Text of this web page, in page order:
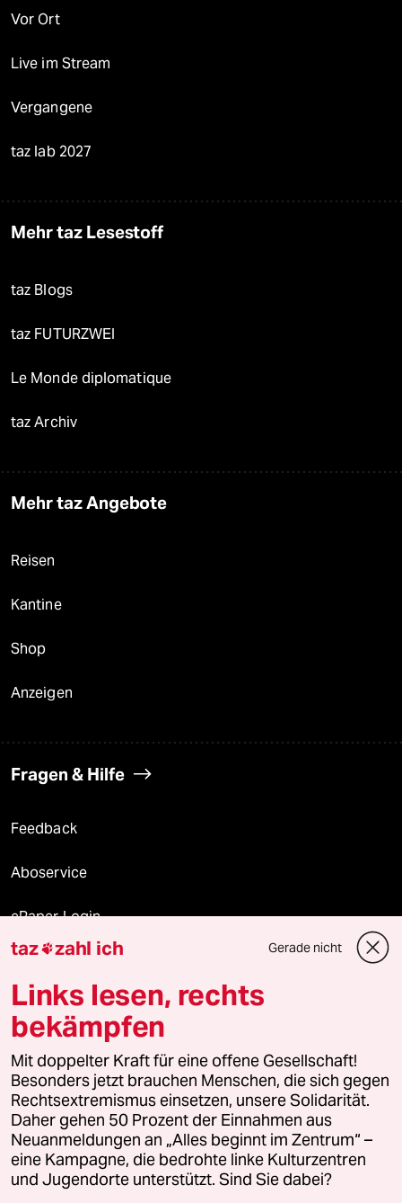
Vor Ort
Live im Stream
Vergangene
taz lab 2027
Mehr taz Lesestoff
taz Blogs
taz FUTURZWEI
Le Monde diplomatique
taz Archiv
Mehr taz Angebote
Reisen
Kantine
Shop
Anzeigen
Fragen & Hilfe
Feedback
Aboservice
ePaper Login
Downloads für Abonnierende
© 2026 taz Verlags und Vertriebs GmbH
Alle Rechte vorbehalten. Bei rechtlichen Fragen oder für Genehmigungen
wenden Sie sich bitte an
lizenzen@taz.de
Feedback Redaktionsstatut Kommune-Richtlinien
Leitlinie Informant Datenschutz Impressum AGB
taz zahl ich Gerade nicht
Links lesen, rechts
bekämpfen
Mit doppelter Kraft für eine offene Gesellschaft!
Besonders jetzt brauchen Menschen, die sich gegen
Rechtsextremismus einsetzen, unsere Solidarität.
Daher gehen 50 Prozent der Einnahmen aus
Neuanmeldungen an „Alles beginnt im Zentrum“ –
eine Kampagne, die bedrohte linke Kulturzentren
und Jugendorte unterstützt. Sind Sie dabei?